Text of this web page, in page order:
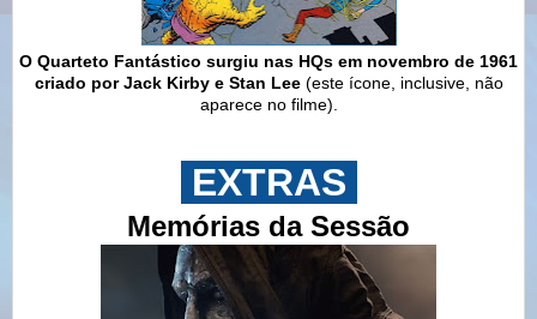
O Quarteto Fantástico surgiu nas HQs em novembro de 1961
criado por Jack Kirby e Stan Lee (este ícone, inclusive, não
aparece no filme).
EXTRAS
Memórias da Sessão